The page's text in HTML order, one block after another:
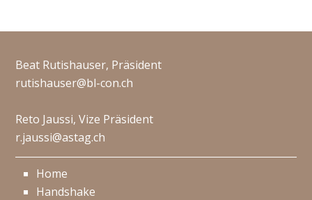
Beat Rutishauser, Präsident
rutishauser@bl-con.ch
Reto Jaussi, Vize Präsident
r.jaussi@astag.ch
Home
Handshake